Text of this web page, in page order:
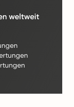
weltweit